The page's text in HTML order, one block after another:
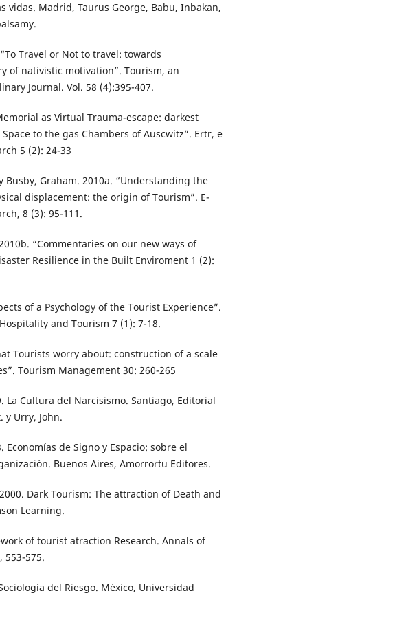
vidas. Madrid, Taurus George, Babu, Inbakan,
Travel or Not to travel: towards
of nativistic motivation”. Tourism, an
Journal. Vol. 58 (4):395-407.
as Virtual Trauma-escape: darkest
to the gas Chambers of Auscwitz”. Ertr, e
5 (2): 24-33
Busby, Graham. 2010a. “Understanding the
displacement: the origin of Tourism”. E-
8 (3): 95-111.
“Commentaries on our new ways of
Resilience in the Built Enviroment 1 (2):
of a Psychology of the Tourist Experience”.
and Tourism 7 (1): 7-18.
Tourists worry about: construction of a scale
Tourism Management 30: 260-265
La Cultura del Narcisismo. Santiago, Editorial
y Urry, John.
Economías de Signo y Espacio: sobre el
Buenos Aires, Amorrortu Editores.
Dark Tourism: The attraction of Death and
Learning.
of tourist atraction Research. Annals of
553-575.
del Riesgo. México, Universidad